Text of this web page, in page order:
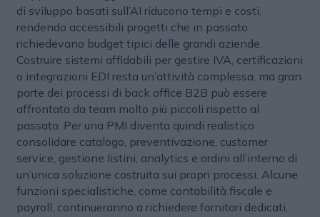
di sviluppo basati sull’AI riducono tempi e costi,
rendendo accessibili progetti che in passato
richiedevano budget tipici delle grandi aziende.
Costruire sistemi affidabili per gestire IVA, certificazioni
o integrazioni EDI resta un’attività complessa, ma gran
parte dei processi di back office B2B può essere
affrontata da team molto più piccoli rispetto al
passato. Per una PMI diventa quindi realistico
consolidare catalogo, preventivazione, customer
service, gestione listini, analytics e ordini all’interno di
un’unica soluzione costruita sui propri processi. Alcune
funzioni specialistiche, come contabilità fiscale e
payroll, continueranno a richiedere fornitori dedicati,